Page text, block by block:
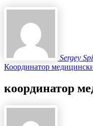
Sergey
Координатор
координатор